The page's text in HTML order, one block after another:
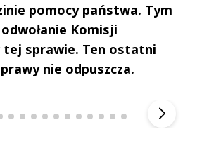
pomocy państwa. Tym
Komisji
tej sprawie. Ten ostatni
nie odpuszcza.